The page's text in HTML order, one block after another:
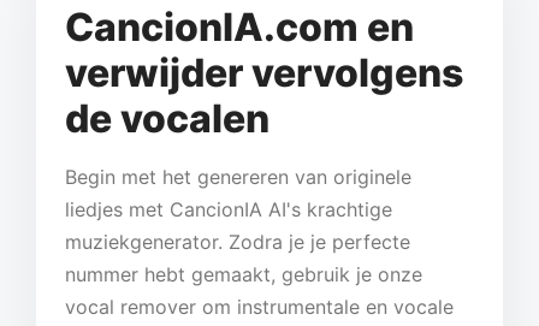
CancionIA.com en
verwijder vervolgens
de vocalen
Begin met het genereren van originele
liedjes met CancionIA AI's krachtige
muziekgenerator. Zodra je je perfecte
nummer hebt gemaakt, gebruik je onze
vocal remover om instrumentale en vocale